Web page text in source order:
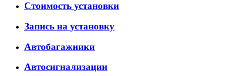
Стоимость установки
Запись на установку
Автобагажники
Автосигнализации